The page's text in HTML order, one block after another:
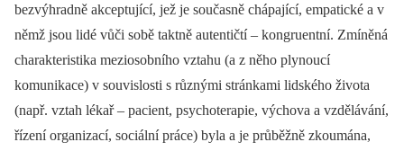
bezvýhradně akceptující, jež je současně chápající, empatické a v
němž jsou lidé vůči sobě taktně autentičtí –⁠ kongruentní. Zmíněná
charakteristika meziosobního vztahu (a z něho plynoucí
komunikace) v souvislosti s různými stránkami lidského života
(např. vztah lékař –⁠ pacient, psychoterapie, výchova a vzdělávání,
řízení organizací, sociální práce) byla a je průběžně zkoumána,